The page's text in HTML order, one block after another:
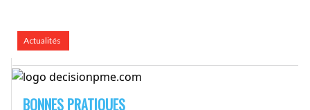
Actualités
BONNES PRATIQUES